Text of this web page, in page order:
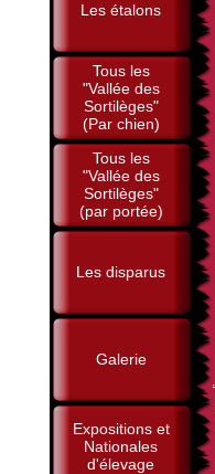
Les étalons
Tous les
"Vallée des
Sortilèges"
(Par chien)
Tous les
"Vallée des
Sortilèges"
(par portée)
Les disparus
Galerie
Expositions et
Nationales
d'élevage